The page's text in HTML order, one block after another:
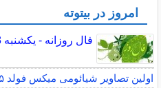
امروز در بیتوته
فال روزانه - یکشنبه 18 مرداد 1405
اولین تصاویر شیائومی میکس فولد ۵ منتشر شد